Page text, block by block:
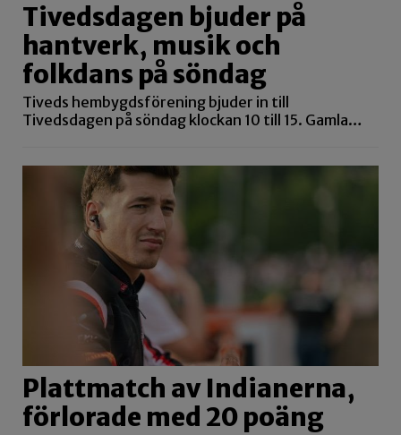
Tivedsdagen bjuder på
hantverk, musik och
folkdans på söndag
Tiveds hembygdsförening bjuder in till
Tivedsdagen på söndag klockan 10 till 15. Gamla…
Plattmatch av Indianerna,
förlorade med 20 poäng